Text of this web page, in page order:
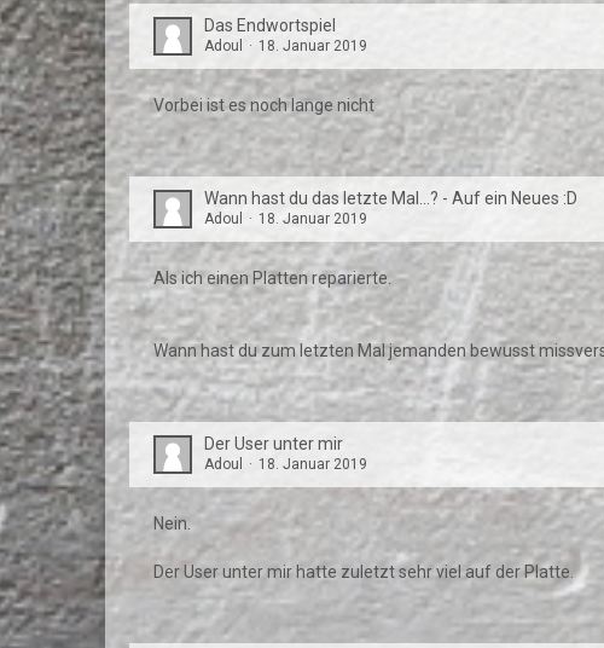
Das Endwortspiel
Adoul 18. Januar 2019
Vorbei ist es noch lange nicht
Wann hast du das letzte Mal...? - Auf ein Neues :D
Adoul 18. Januar 2019
Als ich einen Platten reparierte.
Wann hast du zum letzten Mal jemanden bewusst
Der User unter mir
Adoul 18. Januar 2019
Nein.
Der User unter mir hatte zuletzt sehr viel auf der Platte.